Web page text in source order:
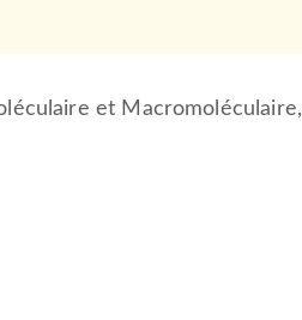
et Macromoléculaire,